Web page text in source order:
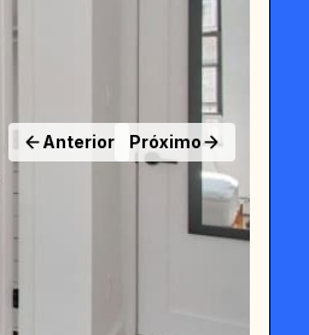
Anterior Próximo